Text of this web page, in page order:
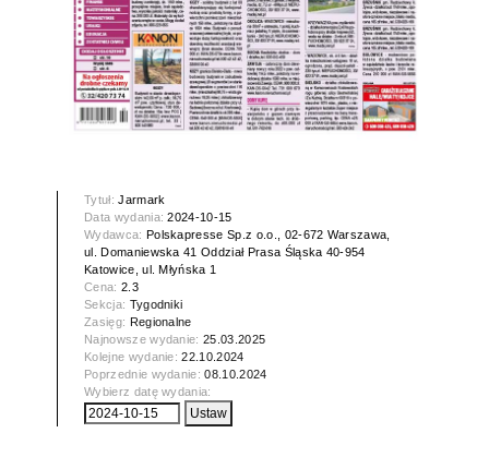
Tytuł:Jarmark
Data wydania:2024-10-15
Wydawca: Polskapresse Sp.z o.o., 02-672 Warszawa,
ul. Domaniewska 41 Oddział Prasa Śląska 40-954
Katowice, ul. Młyńska 1
Cena: 2.3
Sekcja: Tygodniki
Zasięg: Regionalne
Najnowsze wydanie:25.03.2025
Kolejne wydanie:22.10.2024
Poprzednie wydanie:08.10.2024
Wybierz datę wydania: